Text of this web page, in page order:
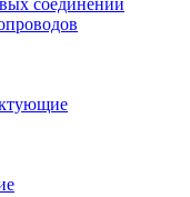
соединений